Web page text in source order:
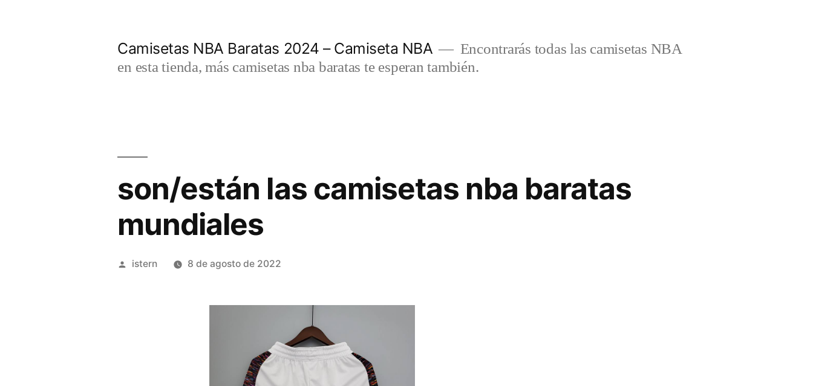
Camisetas NBA Baratas 2024 – Camiseta NBA
Encontrarás todas las camisetas NBA
en esta tienda, más camisetas nba baratas te esperan también.
son/están las camisetas nba baratas
mundiales
Publicado
istern 8 de agosto de 2022